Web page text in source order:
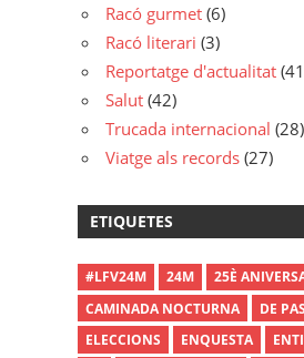
Racó gurmet (6)
Racó literari (3)
Reportatge d'actualitat
Salut (42)
Trucada internacional (28)
Viatge als records (27)
ETIQUETES
#LFV24M 24M
25È
CAMINADA NOCTURNA
DE PAS
ELECCIONS
ENQUESTA